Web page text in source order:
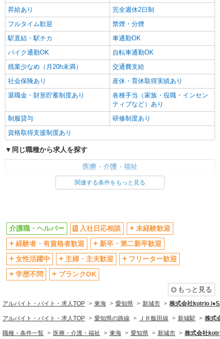
昇給あり
完全週休2日制
フルタイム歓迎
禁煙・分煙
駅直結・駅チカ
車通勤OK
バイク通勤OK
自転車通勤OK
残業少なめ（月20h未満）
交通費支給
社会保険あり
産休・育休取得実績あり
退職金・財形貯蓄制度あり
各種手当（家族・役職・インセン
ティブなど）あり
制服貸与
研修制度あり
資格取得支援制度あり
同じ職種から求人を探す
医療・介護・福祉
ボーナス・賞与あり
車通勤OK
交通費支給
社会保険あり
産休・育休取得実績あり
関連する条件をもっと見る
介護職・ヘルパー 入社日応相談
未経験歓迎
経験者・有資格者歓迎
新卒・第二新卒歓迎
女性活躍中
主婦・主夫歓迎
フリーター歓迎
学歴不問
ブランクOK
もっと見る
アルバイト・バイト・求人TOP 東海 愛知県 新城市 株式会社kotrio /
アルバイト・バイト・求人TOP 愛知県の路線 ＪＲ飯田線 新城駅 株式
職種・条件一覧 医療・介護・福祉 東海 愛知県 新城市 株式会社